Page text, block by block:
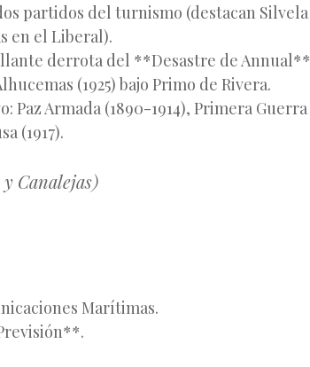
partidos del turnismo (destacan Silvela
en el Liberal).
derrota del **Desastre de Annual**
(1925) bajo Primo de Rivera.
Armada (1890-1914), Primera Guerra
(1917).
Canalejas)
Marítimas.